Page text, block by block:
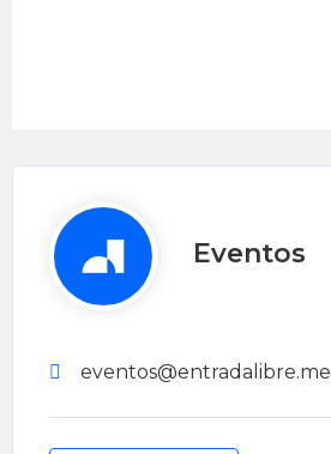
Eventos
eventos@entradalibre.me